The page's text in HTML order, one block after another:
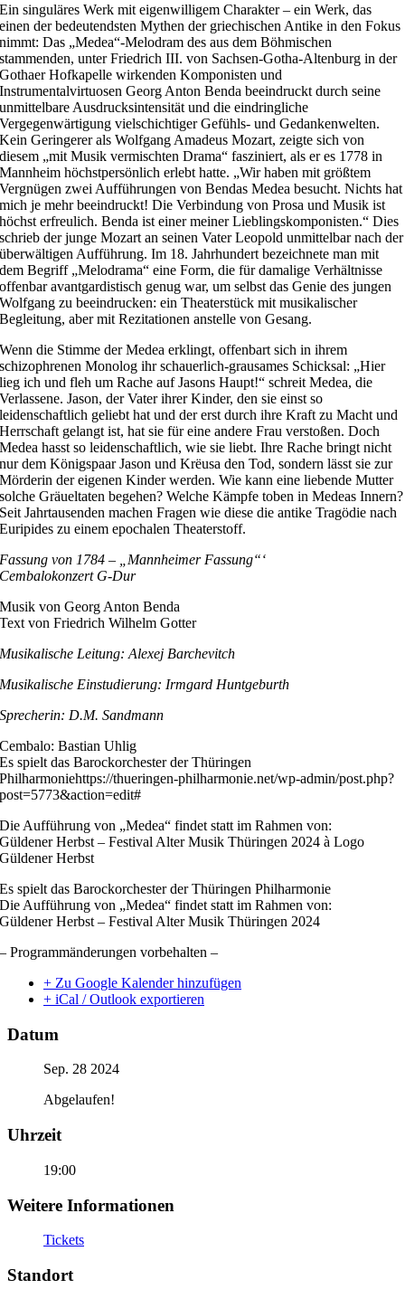
Ein singuläres Werk mit eigenwilligem Charakter – ein Werk, das
einen der bedeutendsten Mythen der griechischen Antike in den Fokus
nimmt: Das „Medea“-Melodram des aus dem Böhmischen
stammenden, unter Friedrich III. von Sachsen-Gotha-Altenburg in der
Gothaer Hofkapelle wirkenden Komponisten und
Instrumentalvirtuosen Georg Anton Benda beeindruckt durch seine
unmittelbare Ausdrucksintensität und die eindringliche
Vergegenwärtigung vielschichtiger Gefühls- und Gedankenwelten.
Kein Geringerer als Wolfgang Amadeus Mozart, zeigte sich von
diesem „mit Musik vermischten Drama“ fasziniert, als er es 1778 in
Mannheim höchstpersönlich erlebt hatte. „Wir haben mit größtem
Vergnügen zwei Aufführungen von Bendas Medea besucht. Nichts hat
mich je mehr beeindruckt! Die Verbindung von Prosa und Musik ist
höchst erfreulich. Benda ist einer meiner Lieblingskomponisten.“ Dies
schrieb der junge Mozart an seinen Vater Leopold unmittelbar nach der
überwältigen Aufführung. Im 18. Jahrhundert bezeichnete man mit
dem Begriff „Melodrama“ eine Form, die für damalige Verhältnisse
offenbar avantgardistisch genug war, um selbst das Genie des jungen
Wolfgang zu beeindrucken: ein Theaterstück mit musikalischer
Begleitung, aber mit Rezitationen anstelle von Gesang.
Wenn die Stimme der Medea erklingt, offenbart sich in ihrem
schizophrenen Monolog ihr schauerlich-grausames Schicksal: „Hier
lieg ich und fleh um Rache auf Jasons Haupt!“ schreit Medea, die
Verlassene. Jason, der Vater ihrer Kinder, den sie einst so
leidenschaftlich geliebt hat und der erst durch ihre Kraft zu Macht und
Herrschaft gelangt ist, hat sie für eine andere Frau verstoßen. Doch
Medea hasst so leidenschaftlich, wie sie liebt. Ihre Rache bringt nicht
nur dem Königspaar Jason und Krëusa den Tod, sondern lässt sie zur
Mörderin der eigenen Kinder werden. Wie kann eine liebende Mutter
solche Gräueltaten begehen? Welche Kämpfe toben in Medeas Innern?
Seit Jahrtausenden machen Fragen wie diese die antike Tragödie nach
Euripides zu einem epochalen Theaterstoff.
Fassung von 1784 – „Mannheimer Fassung“‘
Cembalokonzert G-Dur
Musik von Georg Anton Benda
Text von Friedrich Wilhelm Gotter
Musikalische Leitung: Alexej Barchevitch
Musikalische Einstudierung: Irmgard Huntgeburth
Sprecherin: D.M. Sandmann
Cembalo: Bastian Uhlig
Es spielt das Barockorchester der Thüringen
Philharmoniehttps://thueringen-philharmonie.net/wp-admin/post.php?
post=5773&action=edit#
Die Aufführung von „Medea“ findet statt im Rahmen von:
Güldener Herbst – Festival Alter Musik Thüringen 2024 à Logo
Güldener Herbst
Es spielt das Barockorchester der Thüringen Philharmonie
Die Aufführung von „Medea“ findet statt im Rahmen von:
Güldener Herbst – Festival Alter Musik Thüringen 2024
– Programmänderungen vorbehalten –
+ Zu Google Kalender hinzufügen
+ iCal / Outlook exportieren
Datum
Sep. 28 2024
Abgelaufen!
Uhrzeit
19:00
Weitere Informationen
Tickets
Standort